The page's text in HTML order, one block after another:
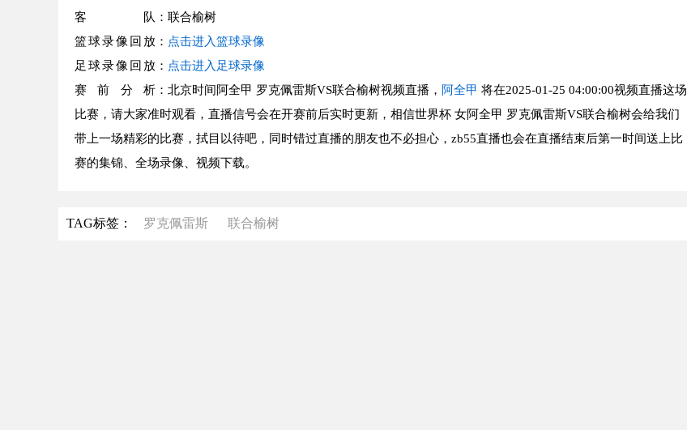
客队 ：联合榆树
篮球录像回放 ： 点击进入篮球录像
足球录像回放 ： 点击进入足球录像
赛前分析 ：北京时间阿全甲 罗克佩雷斯VS联合榆树视频直播， 阿全甲 将在2025-01-25 04:00:00视频直播这场
比赛，请大家准时观看，直播信号会在开赛前后实时更新，相信世界杯 女阿全甲 罗克佩雷斯VS联合榆树会给我们
带上一场精彩的比赛，拭目以待吧，同时错过直播的朋友也不必担心，zb55直播也会在直播结束后第一时间送上比
赛的集锦、全场录像、视频下载。
TAG标签： 罗克佩雷斯 联合榆树